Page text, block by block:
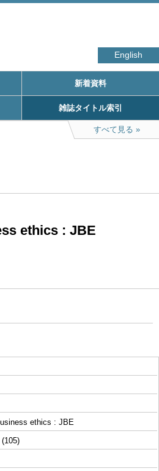
English
新着資料
雑誌タイトル索引
すべて見る
ethics : JBE
ethics : JBE